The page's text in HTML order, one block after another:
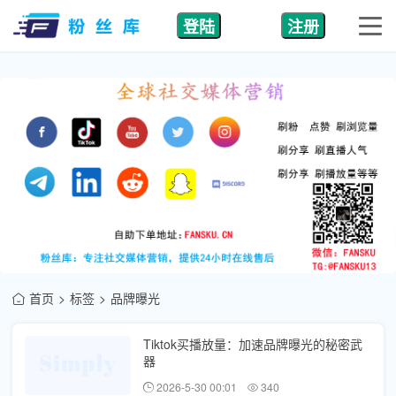
登陆 注册
首页 标签 品牌曝光
Tiktok买播放量：加速品牌曝光的秘密武
器
2026-5-30 00:01 340